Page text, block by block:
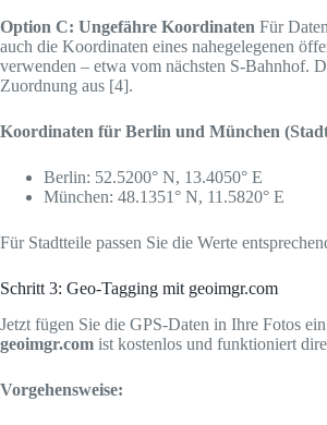
Option C: Ungefähre Koordinaten Für
auch die Koordinaten eines nahegelegenen
verwenden – etwa vom nächsten S-Bahnhof.
Zuordnung aus [4].
Koordinaten für Berlin und München
Berlin: 52.5200° N, 13.4050° E
München: 48.1351° N, 11.5820° E
Für Stadtteile passen Sie die Werte
Schritt 3: Geo-Tagging mit geoimgr.com
Jetzt fügen Sie die GPS-Daten in Ihre Fotos
geoimgr.com ist kostenlos und funktioniert
Vorgehensweise: